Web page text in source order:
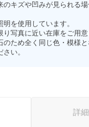
のキズや凹みが見られる
明を使用しています。
り写真に近い在庫をご用
のため全く同じ色・模様
い。
詳